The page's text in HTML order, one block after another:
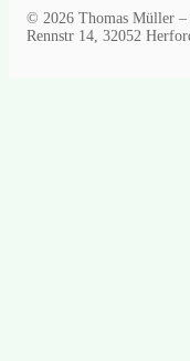
© 2026 Thomas Müller –
Rennstr 14, 32052